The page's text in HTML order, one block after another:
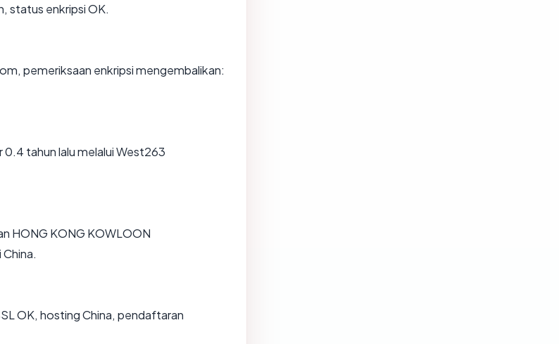
status enkripsi OK.
pemeriksaan enkripsi mengembalikan:
tahun lalu melalui West263
HONG KONG KOWLOON
OK, hosting China, pendaftaran